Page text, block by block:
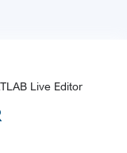
Live Editor